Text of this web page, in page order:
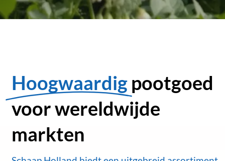
Hoogwaardig pootgoed
voor wereldwijde
markten